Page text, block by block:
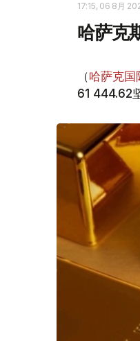
17:15, 06 8月
哈萨克
（哈萨克国
61 444.62